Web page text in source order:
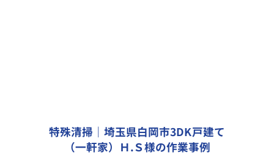
特殊清掃｜埼玉県白岡市3DK戸建て
（一軒家）Ｈ.Ｓ様の作業事例